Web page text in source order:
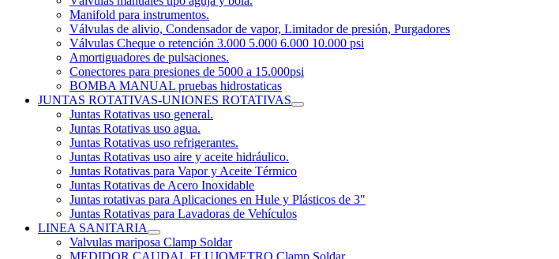
Manifold para instrumentos.
Válvulas de alivio, Condensador de vapor, Limitador de presión, Purgadores
Válvulas Cheque o retención 3.000 5.000 6.000 10.000 psi
Amortiguadores de pulsaciones.
Conectores para presiones de 5000 a 15.000psi
BOMBA MANUAL pruebas hidrostaticas
JUNTAS ROTATIVAS-UNIONES ROTATIVAS
Juntas Rotativas uso general.
Juntas Rotativas uso agua.
Juntas Rotativas uso refrigerantes.
Juntas Rotativas uso aire y aceite hidráulico.
Juntas Rotativas para Vapor y Aceite Térmico
Juntas Rotativas de Acero Inoxidable
Juntas rotativas para Aplicaciones en Hule y Plásticos de 3″
Juntas Rotativas para Lavadoras de Vehículos
LINEA SANITARIA
Valvulas mariposa Clamp Soldar